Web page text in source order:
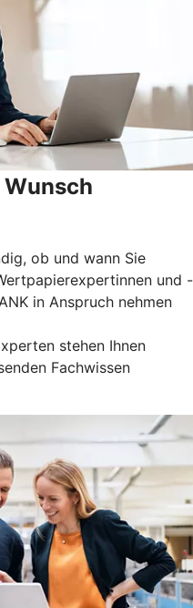
ob und wann Sie
und -
in Anspruch nehmen
stehen Ihnen
Fachwissen